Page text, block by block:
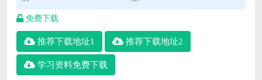
免费下载
推荐下载地址1 推荐下载地址2
学习资料免费下载